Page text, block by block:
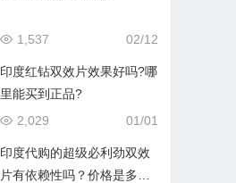
02/12
1,537
印度红钻双效片效果好吗?哪
里能买到正品?
01/01
2,029
印度代购的超级必利劲双效
片有依赖性吗？价格是多少